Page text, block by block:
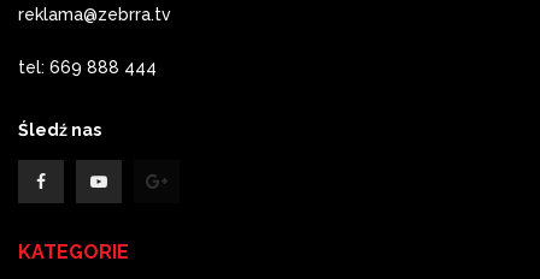
reklama@zebrra.tv
tel: 669 888 444
Śledź nas
KATEGORIE